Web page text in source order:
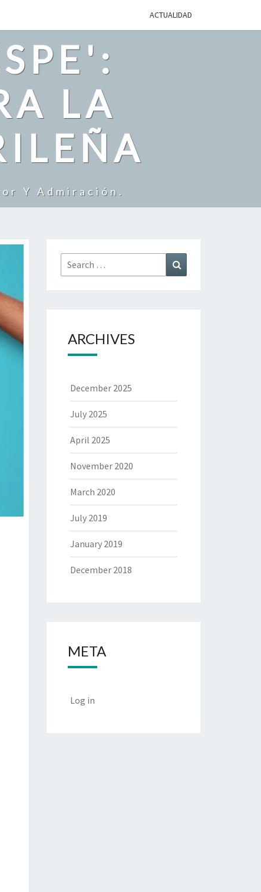
ACTUALIDAD
LA
Y Admiración.
Search
for:
ARCHIVES
December 2025
July 2025
April 2025
November 2020
March 2020
July 2019
January 2019
December 2018
META
Log in